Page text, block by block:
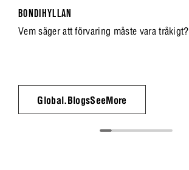
BONDIHYLLAN
Vem säger att förvaring måste vara tråkigt?
Global.BlogsSeeMore